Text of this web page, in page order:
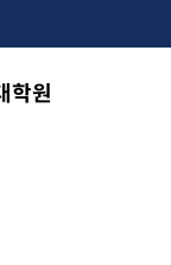
학원